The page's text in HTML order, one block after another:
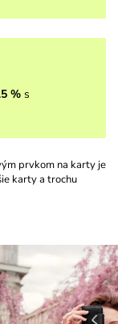
% s
prvkom na karty je
karty a trochu